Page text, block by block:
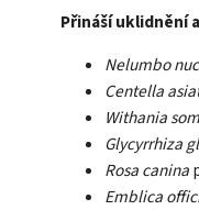
Přináší uklidnění
Nelumbo
Centella
Withania
Glycyrrhiza
Rosa canina
Emblica